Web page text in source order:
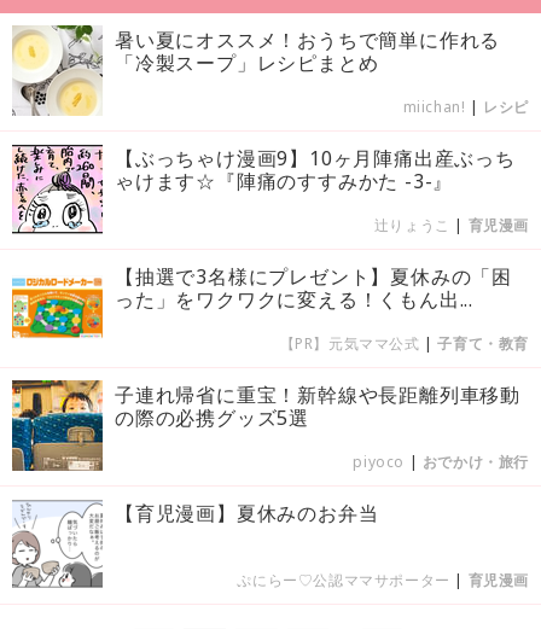
暑い夏にオススメ！おうちで簡単に作れる
「冷製スープ」レシピまとめ
miichan! | レシピ
【ぶっちゃけ漫画9】10ヶ月陣痛出産ぶっち
ゃけます☆『陣痛のすすみかた -3-』
辻りょうこ | 育児漫画
【抽選で3名様にプレゼント】夏休みの「困
った」をワクワクに変える！くもん出...
【PR】元気ママ公式 |子育て・教育
子連れ帰省に重宝！新幹線や長距離列車移動
の際の必携グッズ5選
piyoco | おでかけ・旅行
【育児漫画】夏休みのお弁当
ぷにらー♡公認ママサポーター | 育児漫画